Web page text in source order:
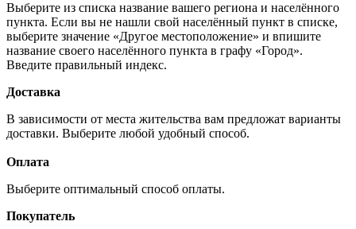
Выберите из списка название вашего региона и населённого
пункта. Если вы не нашли свой населённый пункт в списке,
выберите значение «Другое местоположение» и впишите
название своего населённого пункта в графу «Город».
Введите правильный индекс.
Доставка
В зависимости от места жительства вам предложат варианты
доставки. Выберите любой удобный способ.
Оплата
Выберите оптимальный способ оплаты.
Покупатель